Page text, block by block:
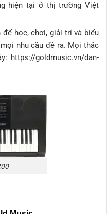
hiện tại ở thị trường Việt
để học, chơi, giải trí và biểu
nhu cầu đề ra. Mọi thắc
https://goldmusic.vn/dan-